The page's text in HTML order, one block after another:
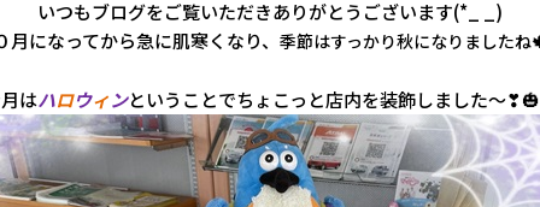
いつもブログをご覧いただきありがとうございます(*_ _)
月になってから急に肌寒くなり、 季節はすっかり秋になりましたね
はハロウィンということでちょこっと店内を装飾しました～